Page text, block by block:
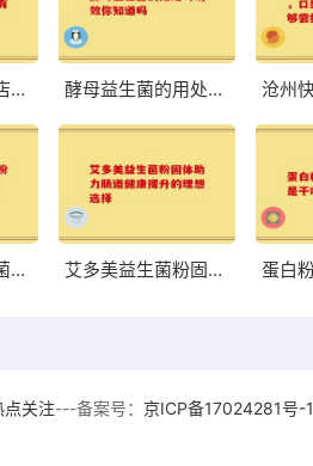
八联益生菌旗舰店：改善肠道，体验前所未有的轻盈与舒适 酵母益生菌的用处与功效你知道吗
荷兰中老年益生菌奶粉高硒 助力中老年健康的优质选择 艾多美益生菌粉固体助力肠道健康提升的理想选择
点关注---备案号： 京ICP备17024281号-